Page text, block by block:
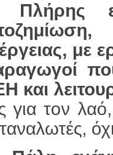
Πλήρης
με
και
για τον